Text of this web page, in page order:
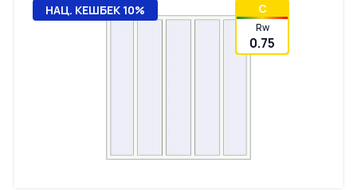
НАЦ. КЕШБЕК 10% C
Rw
0.75